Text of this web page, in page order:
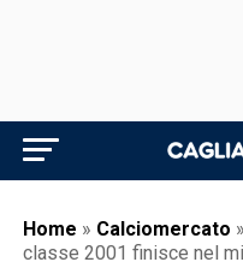
Home » Calciomercato »
classe 2001 finisce nel